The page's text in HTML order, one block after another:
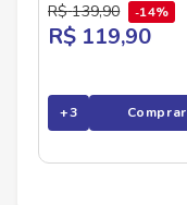
R$ 139,90 14%
R$ 119,90
+3 Comprar